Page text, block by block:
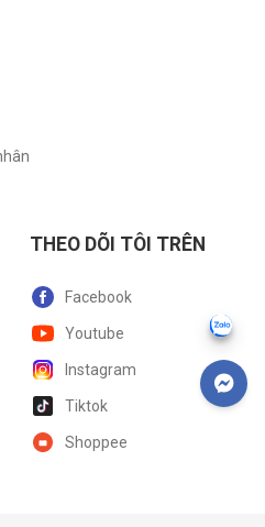
THEO DÕI TÔI TRÊN
Facebook
Youtube
Instagram
Tiktok
Shoppee